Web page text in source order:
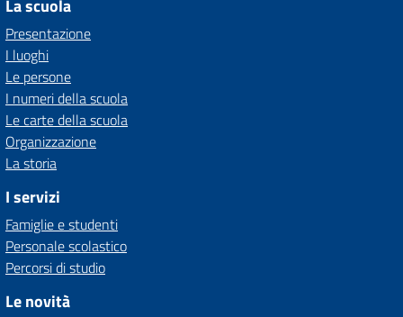
La scuola
Presentazione
I luoghi
Le persone
I numeri della scuola
Le carte della scuola
Organizzazione
La storia
I servizi
Famiglie e studenti
Personale scolastico
Percorsi di studio
Le novità